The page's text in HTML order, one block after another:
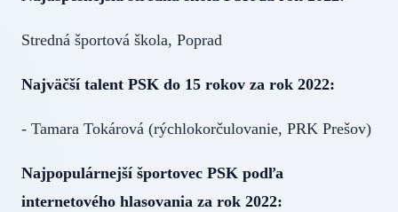
Stredná športová škola, Poprad
Najväčší talent PSK do 15 rokov za rok 2022:
- Tamara Tokárová (rýchlokorčulovanie, PRK Prešov)
Najpopulárnejší športovec PSK podľa
internetového hlasovania za rok 2022: